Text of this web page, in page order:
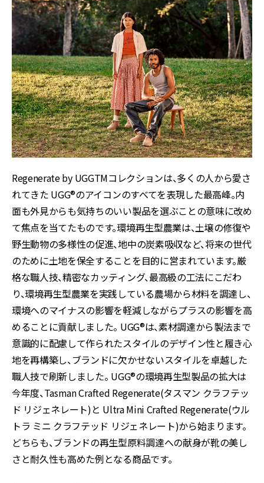
Regenerate by UGGTMコレクションは、多くの人から愛さ
れてきた UGG®のアイコンのすべてを表現した最高峰。内
面も外見からも気持ちのいい製品を選ぶことの意味に改め
て焦点を当てたものです。環境再生型農業は、土壌の修復や
野生動物の多様性の促進、地中の炭素吸収など、将来の世代
のために土地を保全することを目的に営まれています。厳
格な職人技、精密なカッティング、最高級の工法にこだわ
り、環境再生型農業を実践している農場から材料を調達し、
環境へのマイナスの影響を軽減しながらプラスの影響を高
めることに貢献しました。 UGG®は、素材調達から製法まで
意識的に配慮して作られたスタイルのデザイン性と履き心
地を再構築し、ブランドに欠かせないスタイルを卓越した
職人技で刷新しました。 UGG®の環境再生型製品の拡大は
今年度、Tasman Crafted Regenerate(タスマン クラフテッ
ド リジェネレート)と Ultra Mini Crafted Regenerate(ウル
トラ ミニ クラフテッド リジェネレート)から始まります。
どちらも、ブランドの再生型原料調達への献身が靴の美し
さと耐久性も高めた例となる商品です。